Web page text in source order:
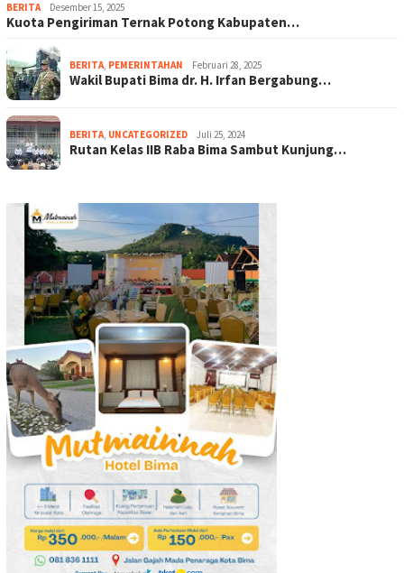
BERITA Desember 15, 2025
Kuota Pengiriman Ternak Potong Kabupaten…
BERITA, PEMERINTAHAN Februari 28, 2025
Wakil Bupati Bima dr. H. Irfan Bergabung…
BERITA, UNCATEGORIZED Juli 25, 2024
Rutan Kelas IIB Raba Bima Sambut Kunjung…